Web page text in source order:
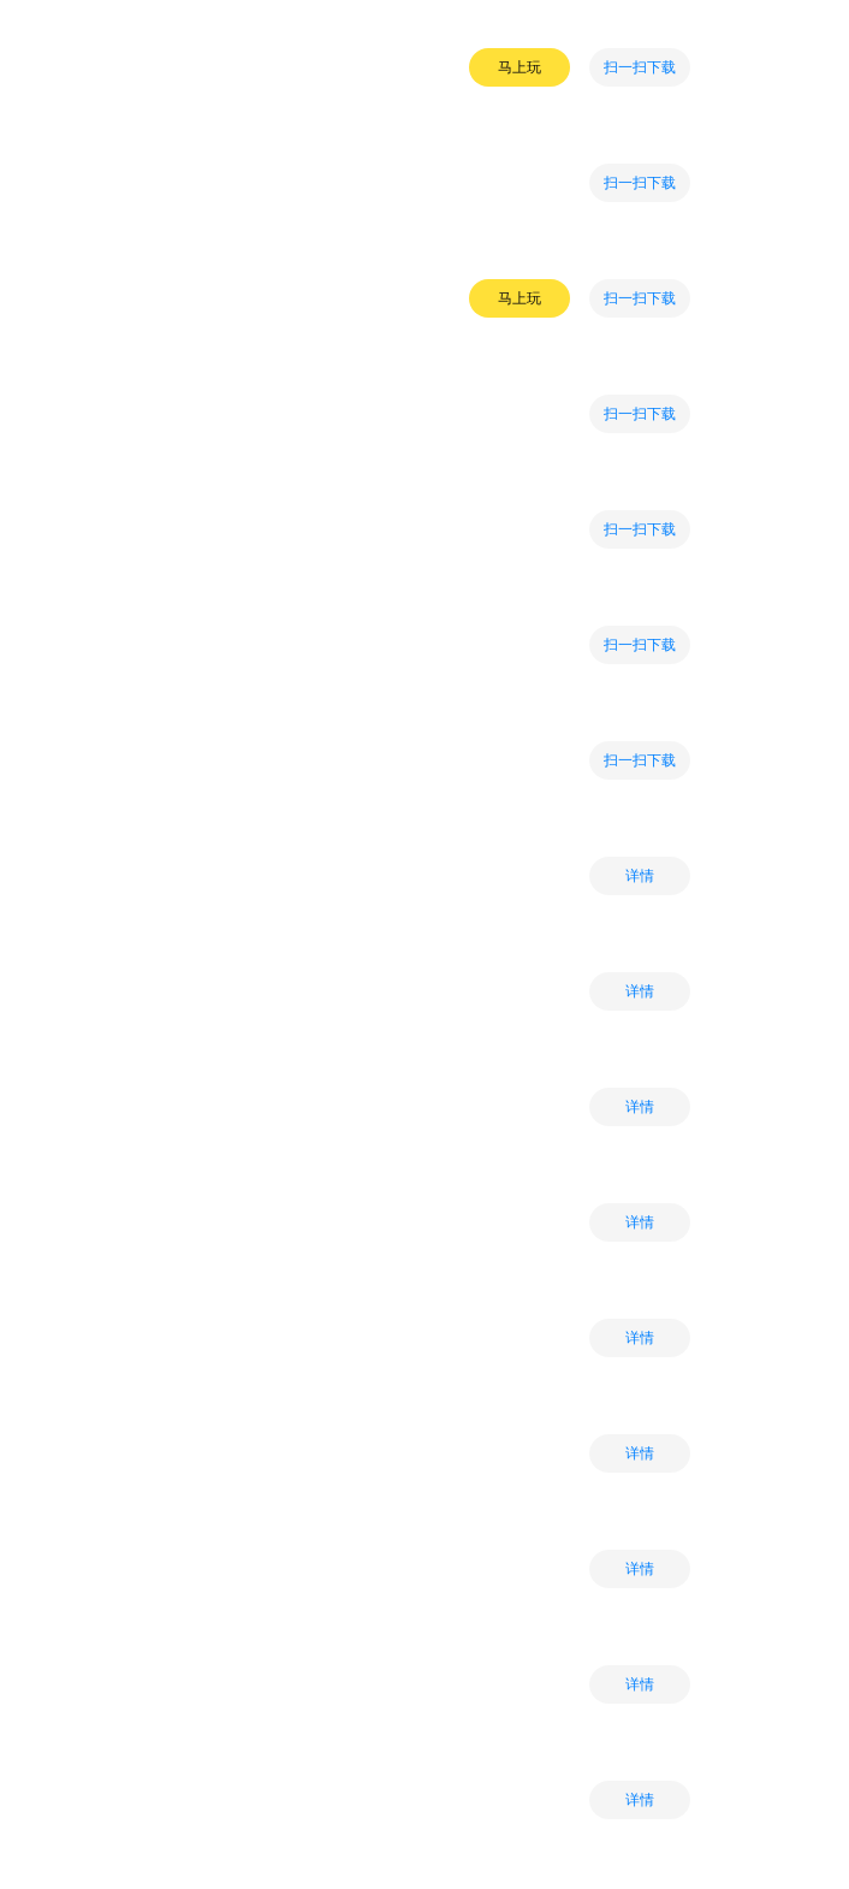
马上玩 扫一扫下载
扫一扫下载
马上玩 扫一扫下载
扫一扫下载
扫一扫下载
扫一扫下载
扫一扫下载
详情
详情
详情
详情
详情
详情
详情
详情
详情